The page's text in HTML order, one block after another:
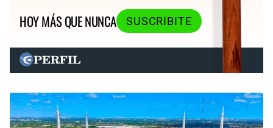
HOY MÁS QUE NUNCA
SUSCRIBITE